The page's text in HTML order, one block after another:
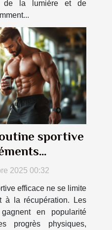
de la lumière et de
sportive
2025 00:32
efficace ne se limite
à la récupération. Les
en popularité
progrès physiques,